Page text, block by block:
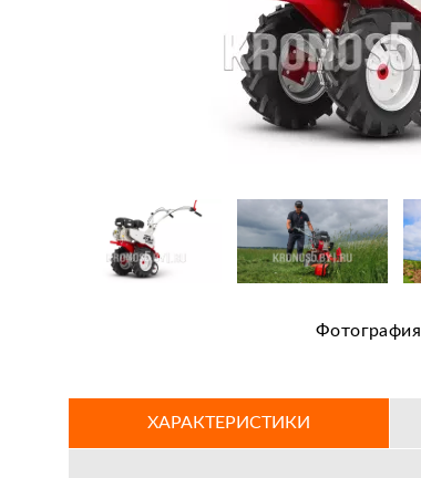
Фотография
ХАРАКТЕРИСТИКИ